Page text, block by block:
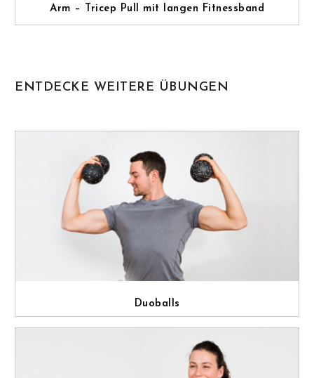
Arm – Tricep Pull mit langen Fitnessband
ENTDECKE WEITERE ÜBUNGEN
Duoballs